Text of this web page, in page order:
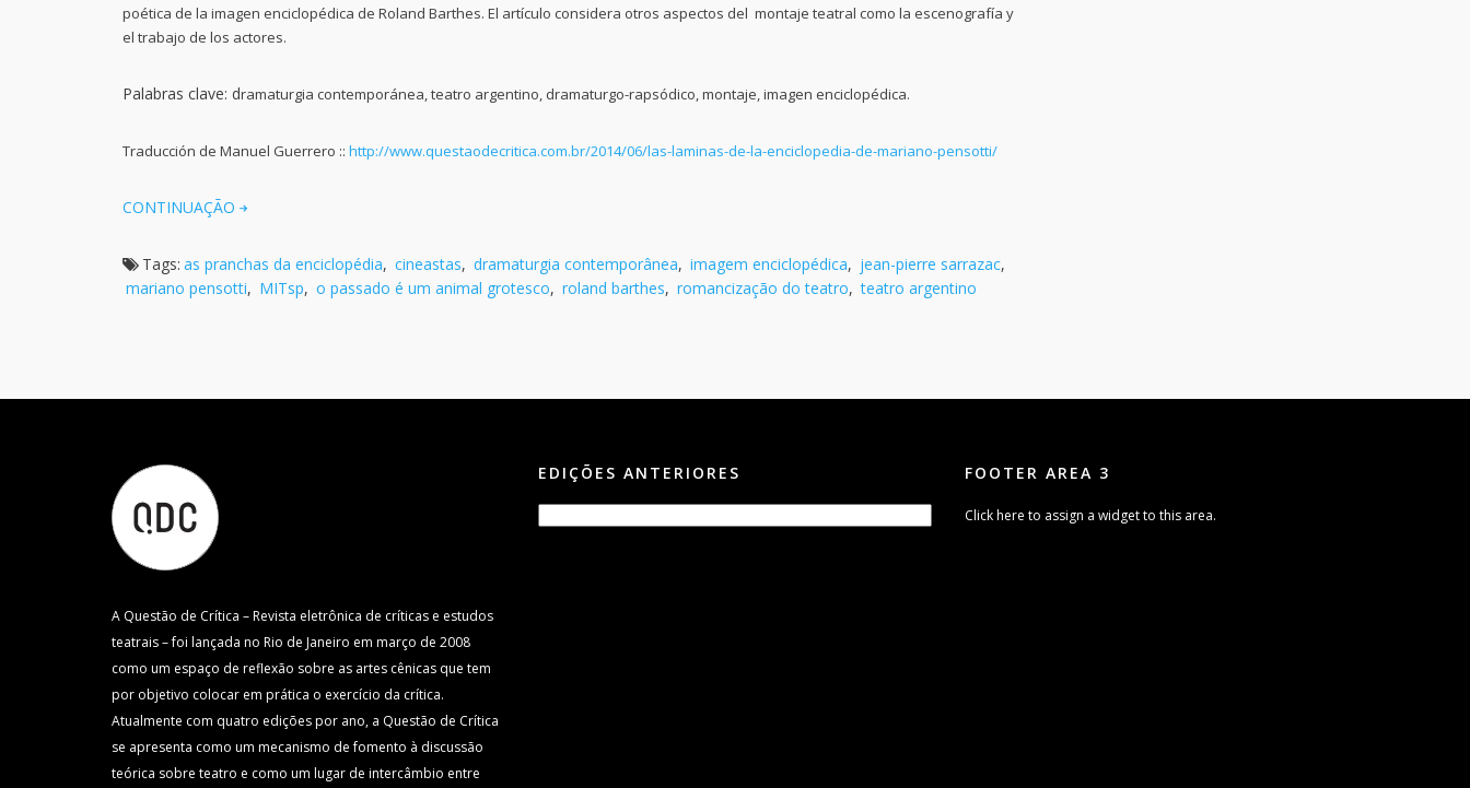
poética de la imagen enciclopédica de Roland Barthes. El artículo considera otros aspectos del montaje teatral como la escenografía y
el trabajo de los actores.
Palabras clave: dramaturgia contemporánea, teatro argentino, dramaturgo-rapsódico, montaje, imagen enciclopédica.
Traducción de Manuel Guerrero :: http://www.questaodecritica.com.br/2014/06/las-laminas-de-la-enciclopedia-de-mariano-pensotti/
CONTINUAÇÃO
Tags: as pranchas da enciclopédia, cineastas, dramaturgia contemporânea, imagem enciclopédica, jean-pierre sarrazac,
mariano pensotti, MITsp, o passado é um animal grotesco, roland barthes, romancização do teatro, teatro argentino
A Questão de Crítica – Revista eletrônica de críticas e estudos
teatrais – foi lançada no Rio de Janeiro em março de 2008
como um espaço de reflexão sobre as artes cênicas que tem
por objetivo colocar em prática o exercício da crítica.
Atualmente com quatro edições por ano, a Questão de Crítica
se apresenta como um mecanismo de fomento à discussão
teórica sobre teatro e como um lugar de intercâmbio entre
EDIÇÕES ANTERIORES FOOTER AREA 3
Click here to assign a widget to this area.